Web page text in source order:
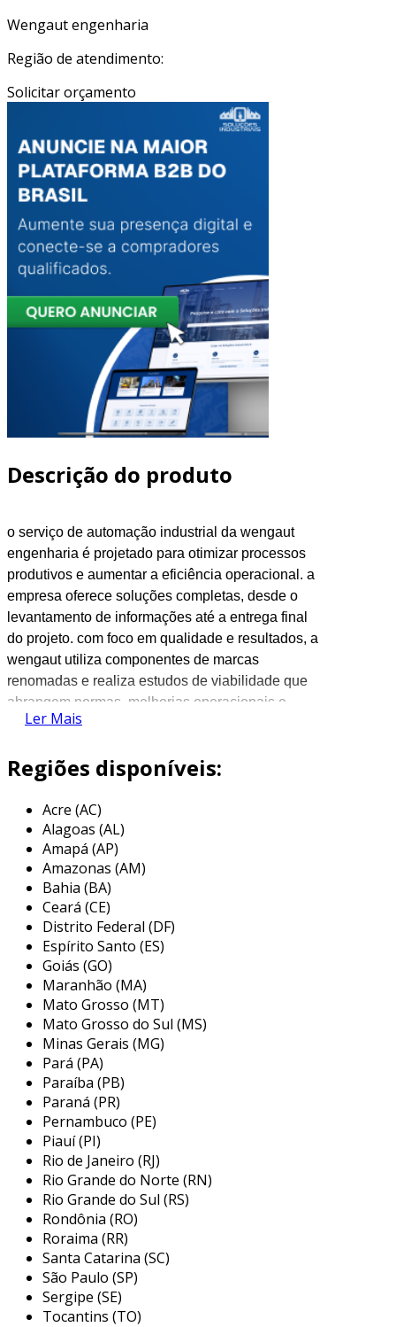
Wengaut engenharia
Região de atendimento:
Solicitar orçamento
Descrição do produto
o serviço de automação industrial da wengaut
engenharia é projetado para otimizar processos
produtivos e aumentar a eficiência operacional. a
empresa oferece soluções completas, desde o
levantamento de informações até a entrega final
do projeto. com foco em qualidade e resultados, a
wengaututiliza componentes de marcas
renomadas e realiza estudos de viabilidade que
abrangem normas, melhorias operacionais e
retorno sobre o investimento, assegurando que
planejada e executada.
wengaut
engenharia é uma empresa localizada
em bauru, são paulo, especializada em soluções
industriais. com mais de 20 anos de experiência, a
empresa oferece serviços de manutenção,
engenharia e fabricação de máquinas, sempre
priorizando a alta qualidade e a adequação às
normas de segurança, como a nr-12. entre seus
serviços estão automação industrial,
desenvolvimento de máquinas personalizadas e
projetos elétricos e mecânicos, evidenciando seu
compromisso em atender às necessidades
específicas de cada cliente.
Ler Mais
Regiões disponíveis:
Acre (AC)
Alagoas (AL)
Amapá (AP)
Amazonas (AM)
Bahia (BA)
Ceará (CE)
Distrito Federal (DF)
Espírito Santo (ES)
Goiás (GO)
Maranhão (MA)
Mato Grosso (MT)
Mato Grosso do Sul (MS)
Minas Gerais (MG)
Pará (PA)
Paraíba (PB)
Paraná (PR)
Pernambuco (PE)
Piauí (PI)
Rio de Janeiro (RJ)
Rio Grande do Norte (RN)
Rio Grande do Sul (RS)
Rondônia (RO)
Roraima (RR)
Santa Catarina (SC)
São Paulo (SP)
Sergipe (SE)
Tocantins (TO)